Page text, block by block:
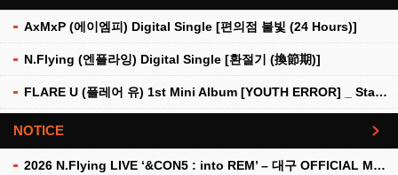
AxMxP (에이엠피) Digital Single [편의점 불빛 (24 Hours)]
N.Flying (엔플라잉) Digital Single [환절기 (換節期)]
FLARE U (플레어 유) 1st Mini Album [YOUTH ERROR] _ Stationery Kit Ver.
NOTICE
2026 N.Flying LIVE ‘&CON5 : into REM’ – 대구 OFFICIAL MD 현장 판매 안내
더보기